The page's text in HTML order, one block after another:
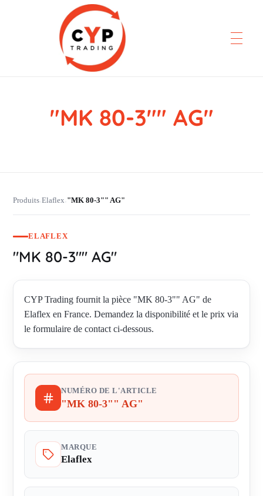
CYP Trading
Professionelle Ersatzteilbeschaffung
"MK 80-3"" AG"
Produits›Elaflex›"MK 80-3"" AG"
ELAFLEX
"MK 80-3"" AG"
CYP Trading fournit la pièce "MK 80-3"" AG" de
Elaflex en France. Demandez la disponibilité et le prix via
le formulaire de contact ci-dessous.
NUMÉRO DE L'ARTICLE
"MK 80-3"" AG"
MARQUE
Elaflex